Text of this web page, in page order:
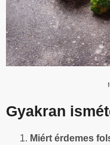
Gyakran
Miért érdemes